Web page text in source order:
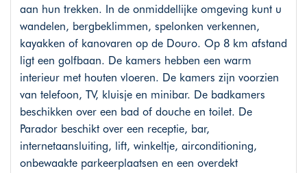
aan hun trekken. In de onmiddellijke omgeving kunt u
wandelen, bergbeklimmen, spelonken verkennen,
kayakken of kanovaren op de Douro. Op 8 km afstand
ligt een golfbaan. De kamers hebben een warm
interieur met houten vloeren. De kamers zijn voorzien
van telefoon, TV, kluisje en minibar. De badkamers
beschikken over een bad of douche en toilet. De
Parador beschikt over een receptie, bar,
internetaansluiting, lift, winkeltje, airconditioning,
onbewaakte parkeerplaatsen en een overdekt